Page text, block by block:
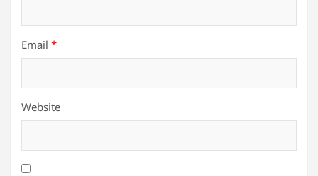
Email *
Website